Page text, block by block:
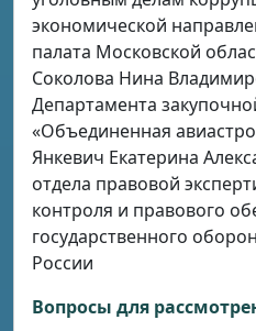
экономической
палата Московской
Соколова Нина
Департамента
«Объединенная
Янкевич Екатерина
отдела правовой
контроля и правового
государственного
России
Вопросы для